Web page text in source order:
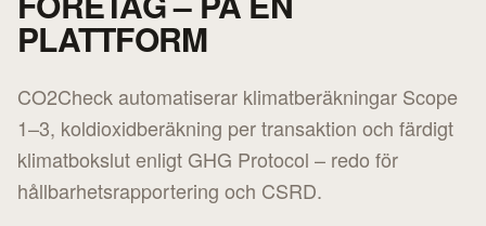
PLATTFORM
CO2Check automatiserar klimatberäkningar Scope
1–3, koldioxidberäkning per transaktion och färdigt
klimatbokslut enligt GHG Protocol – redo för
hållbarhetsrapportering och CSRD.